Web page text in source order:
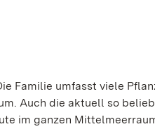
Familie umfasst viele
Auch die aktuell so
im ganzen